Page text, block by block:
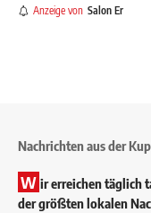
Anzeige von Salon Er
Nachrichten aus der
W ir erreichen täglich
der größten lokalen